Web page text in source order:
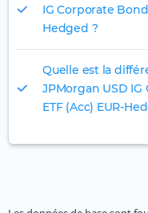
IG Corporate Bond
Hedged ?
Quelle est la
JPMorgan USD
ETF (Acc) EUR-